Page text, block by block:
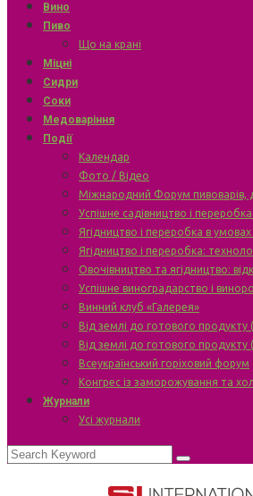
Вино
Пиво
Що на крані
Міцні
Сидри
Соки
Медоваріння
Події
Календар
Фото / Відео
Міжнародний Форум пивоварів,
Успішне садівництво і
Ягідництво і переробка в
Ягідництво і переробка:
Овочівництво та ягідництво:
Успішне виноградарство і
Винний клуб «Галерея»
Від землі до готового продукту
Від землі до готового продукту
Всеукраїнський горіховий форум
Конгрес із заморожування та
Журнали
Усі журнали